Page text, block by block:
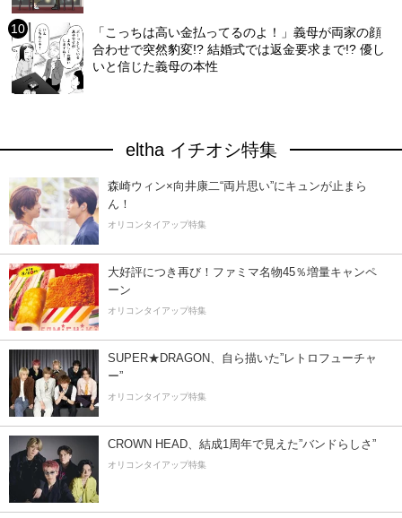
「こっちは高い金払ってるのよ！」義母が両家の顔
合わせで突然豹変!? 結婚式では返金要求まで!? 優し
いと信じた義母の本性
eltha イチオシ特集
森崎ウィン×向井康二“両片思い”にキュンが止まら
ん！
オリコンタイアップ特集
大好評につき再び！ファミマ名物45％増量キャンペ
ーン
オリコンタイアップ特集
SUPER★DRAGON、自ら描いた”レトロフューチャ
ー”
オリコンタイアップ特集
CROWN HEAD、結成1周年で見えた”バンドらしさ”
オリコンタイアップ特集